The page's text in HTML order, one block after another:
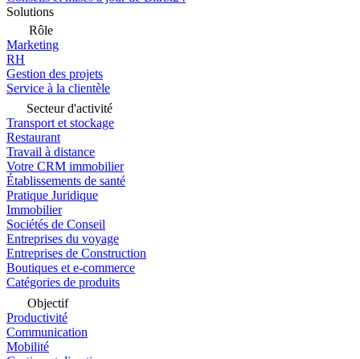
Solutions
Rôle
Marketing
RH
Gestion des projets
Service à la clientèle
Secteur d'activité
Transport et stockage
Restaurant
Travail à distance
Votre CRM immobilier
Établissements de santé
Pratique Juridique
Immobilier
Sociétés de Conseil
Entreprises du voyage
Entreprises de Construction
Boutiques et e-commerce
Catégories de produits
Objectif
Productivité
Communication
Mobilité